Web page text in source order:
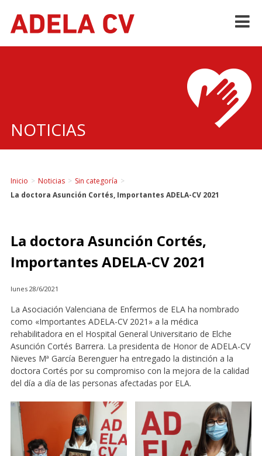
NOTICIAS
Inicio > Noticias > Sin categoría >
La doctora Asunción Cortés, Importantes ADELA-CV 2021
La doctora Asunción Cortés,
Importantes ADELA-CV 2021
lunes 28/6/2021
La Asociación Valenciana de Enfermos de ELA ha nombrado
como «Importantes ADELA-CV 2021» a la médica
rehabilitadora en el Hospital General Universitario de Elche
Asunción Cortés Barrera. La presidenta de Honor de ADELA-CV
Nieves Mª García Berenguer ha entregado la distinción a la
doctora Cortés por su compromiso con la mejora de la calidad
del día a día de las personas afectadas por ELA.